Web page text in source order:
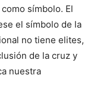
símbolo. El
el símbolo de la
no tiene elites,
de la cruz y
nuestra